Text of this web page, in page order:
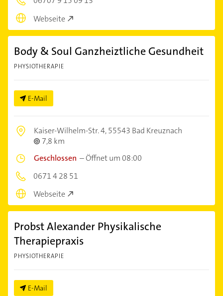
Webseite
Body & Soul Ganzheiztliche Gesundheit
PHYSIOTHERAPIE
E-Mail
Kaiser-Wilhelm-Str. 4,55543 Bad Kreuznach
7,8 km
Geschlossen –Öffnet um 08:00
0671 4 28 51
Webseite
Probst Alexander Physikalische
Therapiepraxis
PHYSIOTHERAPIE
E-Mail